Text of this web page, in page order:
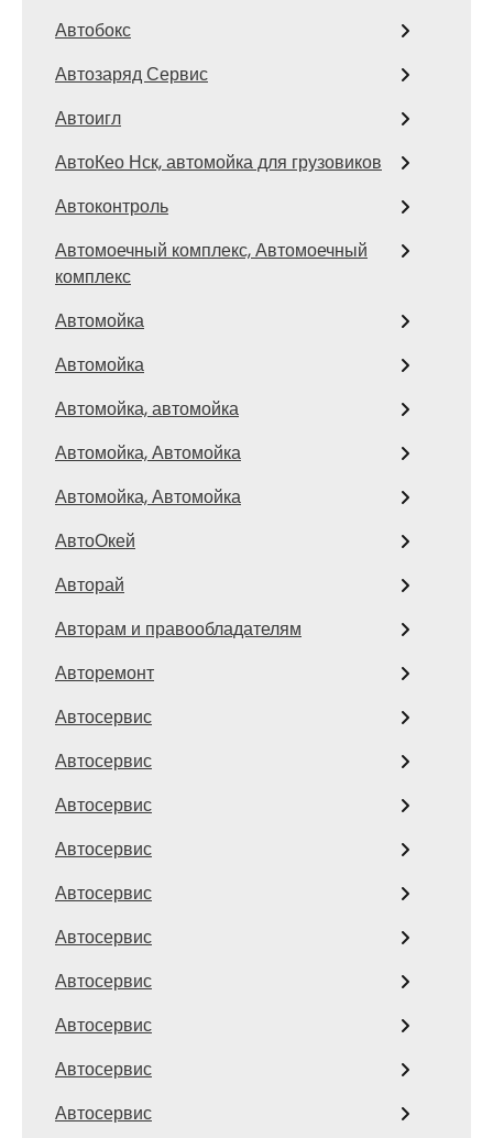
Автобокс
Автозаряд Сервис
Автоигл
АвтоКео Нск, автомойка для грузовиков
Автоконтроль
Автомоечный комплекс, Автомоечный
комплекс
Автомойка
Автомойка
Автомойка, автомойка
Автомойка, Автомойка
Автомойка, Автомойка
АвтоОкей
Авторай
Авторам и правообладателям
Авторемонт
Автосервис
Автосервис
Автосервис
Автосервис
Автосервис
Автосервис
Автосервис
Автосервис
Автосервис
Автосервис